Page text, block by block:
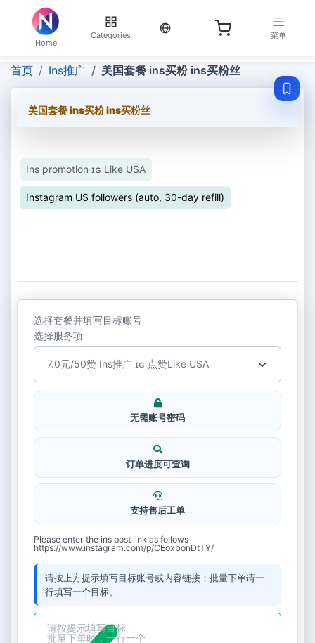
Home
Categories
当前语言：English
菜单
首页 Ins推广 美国套餐 ins买粉 ins买粉丝
美国套餐 ins买粉 ins买粉丝
Ins promotion ɪɢ Like USA
Instagram US followers (auto, 30-day refill)
选择套餐并填写目标账号
选择服务项
无需账号密码
订单进度可查询
支持售后工单
Please enter the ins post link as follows
https://www.instagram.com/p/CEoxbonDtTY/
请按上方提示填写目标账号或内容链接；批量下单请一
行填写一个目标。